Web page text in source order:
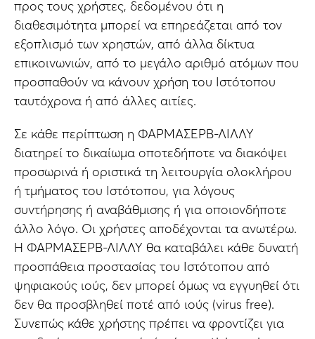
προς τους χρήστες, δεδομένου ότι η
διαθεσιμότητα μπορεί να επηρεάζεται από τον
εξοπλισμό των xρηστών, από άλλα δίκτυα
επικοινωνιών, από το μεγάλο αριθμό ατόμων που
προσπαθούν να κάνουν χρήση του Ιστότοπου
ταυτόχρονα ή από άλλες αιτίες.
Σε κάθε περίπτωση η ΦΑΡΜΑΣΕΡΒ-ΛΙΛΛΥ
διατηρεί το δικαίωμα οποτεδήποτε να διακόψει
προσωρινά ή οριστικά τη λειτουργία ολοκλήρου
ή τμήματος του Ιστότοπου, για λόγους
συντήρησης ή αναβάθμισης ή για οποιονδήποτε
άλλο λόγο. Οι χρήστες αποδέχονται τα ανωτέρω.
Η ΦΑΡΜΑΣΕΡΒ-ΛΙΛΛΥ θα καταβάλει κάθε δυνατή
προσπάθεια προστασίας του Ιστότοπου από
ψηφιακούς ιούς, δεν μπορεί όμως να εγγυηθεί ότι
δεν θα προσβληθεί ποτέ από ιούς (virus free).
Συνεπώς κάθε χρήστης πρέπει να φροντίζει για